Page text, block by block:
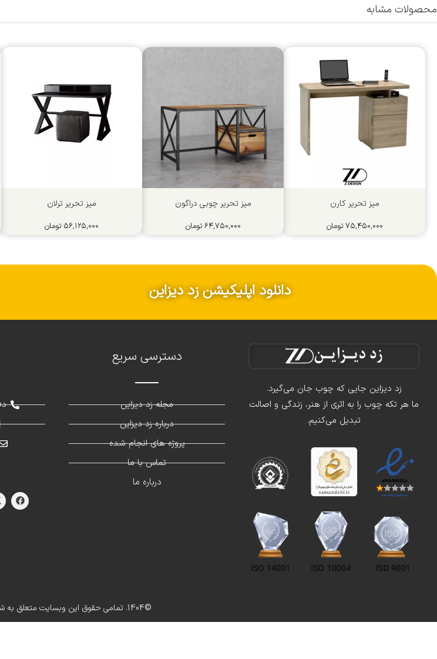
محصولات مشابه
میز تحریر کارن
۷۵,۴۵۰,۰۰۰ تومان
میز تحریر چوبی دراگون
۶۴,۷۵۰,۰۰۰ تومان
میز تحریر ترلان
۵۶,۱۲۵,۰۰۰ تومان
دانلود اپلیکیشن زد دیزاین
زد دیزاین جایی که چوب جان می‌گیرد.
ما هر تکه چوب را به اثری از هنر، زندگی و اصالت
تبدیل می‌کنیم.
دسترسی سریع
مجله زد دیزاین
درباره زد دیزاین
پروژه های انجام شده
تماس با ما
درباره ما
©1404. تمامی حقوق این وبسایت متعلق به شرکت زد دیزاین است.